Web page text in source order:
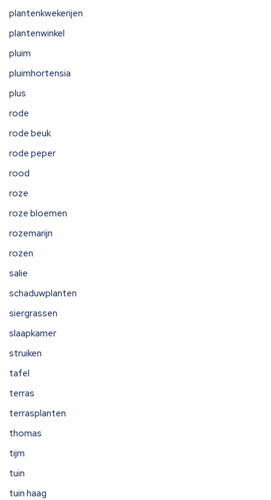
plantenkwekerijen
plantenwinkel
pluim
pluimhortensia
plus
rode
rode beuk
rode peper
rood
roze
roze bloemen
rozemarijn
rozen
salie
schaduwplanten
siergrassen
slaapkamer
struiken
tafel
terras
terrasplanten
thomas
tijm
tuin
tuin haag